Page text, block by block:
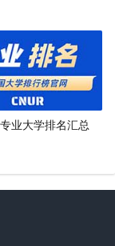
业大学排名汇总